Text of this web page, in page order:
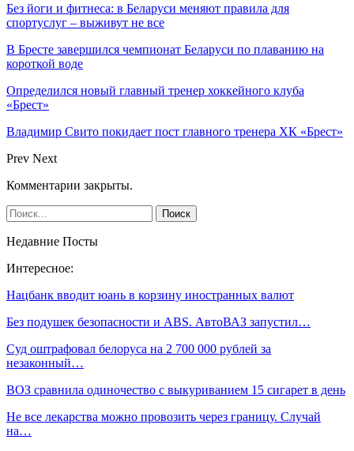
Без йоги и фитнеса: в Беларуси меняют правила для
спортуслуг – выживут не все
В Бресте завершился чемпионат Беларуси по плаванию на
короткой воде
Определился новый главный тренер хоккейного клуба
«Брест»
Владимир Свито покидает пост главного тренера ХК «Брест»
Prev Next
Комментарии закрыты.
Недавние Посты
Интересное:
Нацбанк вводит юань в корзину иностранных валют
Без подушек безопасности и ABS. АвтоВАЗ запустил…
Суд оштрафовал белоруса на 2 700 000 рублей за
незаконный…
ВОЗ сравнила одиночество с выкуриванием 15 сигарет в день
Не все лекарства можно провозить через границу. Случай
на…